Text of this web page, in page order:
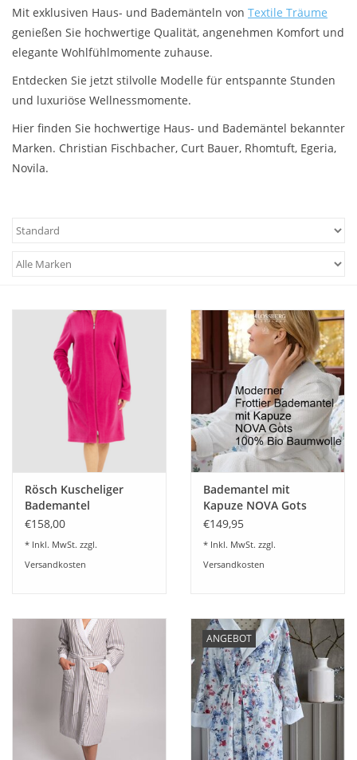
Marken
Mit exklusiven Haus- und Bademänteln von Textile Träume
genießen Sie hochwertige Qualität, angenehmen Komfort und
elegante Wohlfühlmomente zuhause.
Entdecken Sie jetzt stilvolle Modelle für entspannte Stunden
und luxuriöse Wellnessmomente.
Hier finden Sie hochwertige Haus- und Bademäntel bekannter
Marken. Christian Fischbacher, Curt Bauer, Rhomtuft, Egeria,
Novila.
Rösch Kuscheliger
Bademantel
Hausmantel
pink
€158,00
* Inkl. MwSt. zzgl.
Versandkosten
Bademantel mit
Kapuze NOVA Gots
Schlossberg
€149,95
* Inkl. MwSt. zzgl.
Versandkosten
ANGEBOT